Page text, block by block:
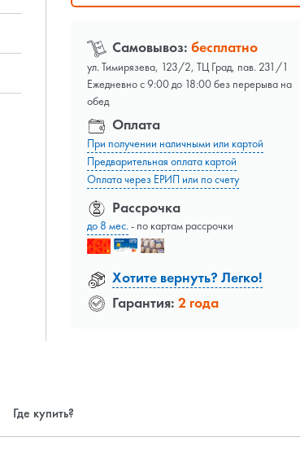
Самовывоз: бесплатно
ул. Тимирязева, 123/2, ТЦ Град, пав. 231/1
Ежедневно с 9:00 до 18:00 без перерыва на
обед
Оплата
При получении наличными или картой
Предварительная оплата картой
Оплата через ЕРИП или по счету
Рассрочка
до 8 мес.- по картам рассрочки
Хотите вернуть? Легко!
Гарантия: 2 года
Где купить?